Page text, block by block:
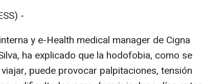
-
y e-Health medical manager de Cigna
ha explicado que la hodofobia, como se
puede provocar palpitaciones, tensión